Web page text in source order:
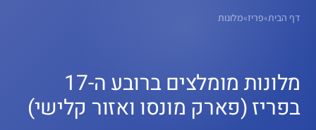
דף הבית»פריז»מלונות
מלונות מומלצים ברובע ה-17
בפריז (פארק מונסו ואזור קלישי)